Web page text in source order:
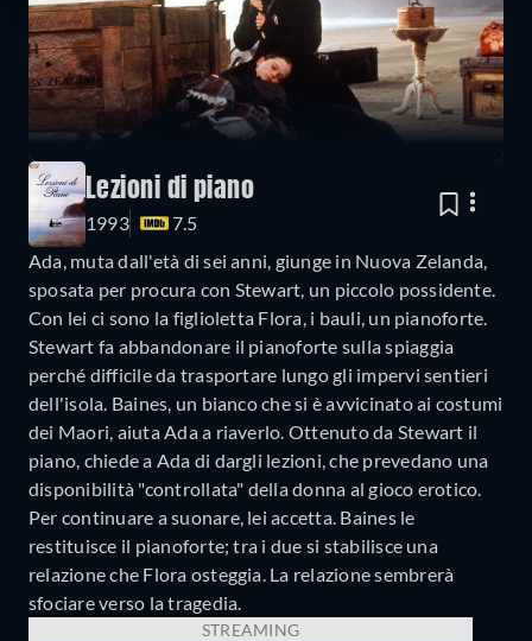
Lezioni di piano
1993
7.5
Ada, muta dall'età di sei anni, giunge in Nuova Zelanda,
sposata per procura con Stewart, un piccolo possidente.
Con lei ci sono la figlioletta Flora, i bauli, un pianoforte.
Stewart fa abbandonare il pianoforte sulla spiaggia
perché difficile da trasportare lungo gli impervi sentieri
dell'isola. Baines, un bianco che si è avvicinato ai costumi
dei Maori, aiuta Ada a riaverlo. Ottenuto da Stewart il
piano, chiede a Ada di dargli lezioni, che prevedano una
disponibilità "controllata" della donna al gioco erotico.
Per continuare a suonare, lei accetta. Baines le
restituisce il pianoforte; tra i due si stabilisce una
relazione che Flora osteggia. La relazione sembrerà
sfociare verso la tragedia.
STREAMING